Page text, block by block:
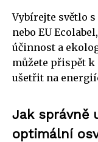
Vybírejte světlo s
nebo EU
účinnost a
můžete přispět
ušetřit na
Jak správně
optimální